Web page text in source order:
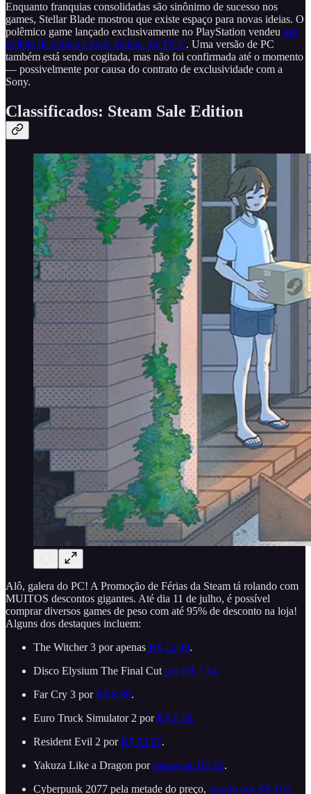
Enquanto franquias consolidadas são sinônimo de sucesso nos
games, Stellar Blade mostrou que existe espaço para novas ideias. O
polêmico game lançado exclusivamente no PlayStation vendeu um
milhão de cópias e pode ganhar um DLC. Uma versão de PC
também está sendo cogitada, mas não foi confirmada até o momento
— possivelmente por causa do contrato de exclusividade com a
Sony.
Classificados: Steam Sale Edition
Alô, galera do PC! A Promoção de Férias da Steam tá rolando com
MUITOS descontos gigantes. Até dia 11 de julho, é possível
comprar diversos games de peso com até 95% de desconto na loja!
Alguns dos destaques incluem:
The Witcher 3 por apenas R$ 12,99.
Disco Elysium The Final Cut por R$ 7,54.
Far Cry 3 porR$ 8,99.
Euro Truck Simulator 2 porR$ 6,19.
Resident Evil 2 porR$ 34,97.
Yakuza Like a Dragon pormenos de R$ 50.
Cyberpunk 2077 pela metade do preço, saindo por R$ 100.